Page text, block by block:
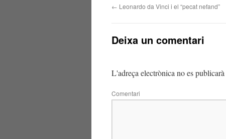
← Leonardo da Vinci i el “pecat nefand”
Deixa un comentari
L'adreça electrònica no es publicarà
Comentari